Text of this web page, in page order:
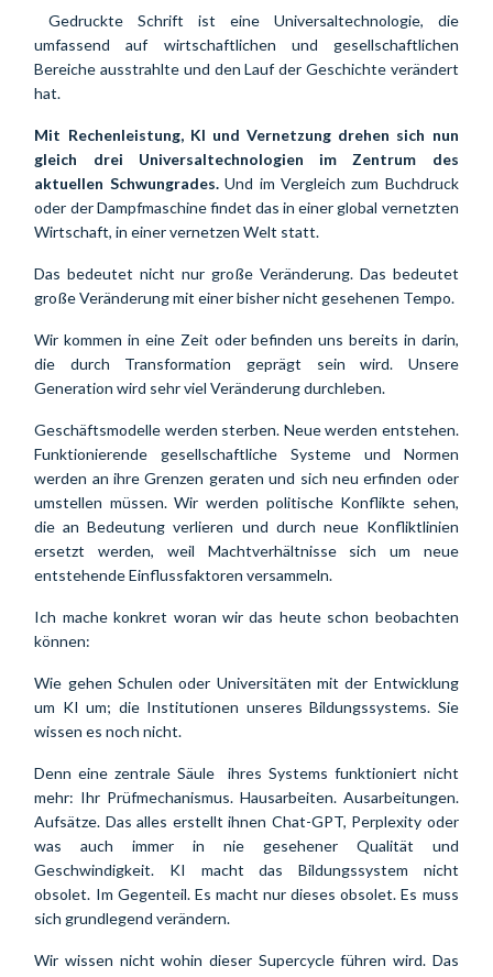
Gedruckte Schrift ist eine Universaltechnologie, die
umfassend auf wirtschaftlichen und gesellschaftlichen
Bereiche ausstrahlte und den Lauf der Geschichte verändert
hat.
Mit Rechenleistung, KI und Vernetzung drehen sich nun
gleich drei Universaltechnologien im Zentrum des
aktuellen Schwungrades. Und im Vergleich zum Buchdruck
oder der Dampfmaschine findet das in einer global vernetzten
Wirtschaft, in einer vernetzen Welt statt.
Das bedeutet nicht nur große Veränderung. Das bedeutet
große Veränderung mit einer bisher nicht gesehenen Tempo.
Wir kommen in eine Zeit oder befinden uns bereits in darin,
die durch Transformation geprägt sein wird. Unsere
Generation wird sehr viel Veränderung durchleben.
Geschäftsmodelle werden sterben. Neue werden entstehen.
Funktionierende gesellschaftliche Systeme und Normen
werden an ihre Grenzen geraten und sich neu erfinden oder
umstellen müssen. Wir werden politische Konflikte sehen,
die an Bedeutung verlieren und durch neue Konfliktlinien
ersetzt werden, weil Machtverhältnisse sich um neue
entstehende Einflussfaktoren versammeln.
Ich mache konkret woran wir das heute schon beobachten
können:
Wie gehen Schulen oder Universitäten mit der Entwicklung
um KI um; die Institutionen unseres Bildungssystems. Sie
wissen es noch nicht.
Denn eine zentrale Säule  ihres Systems funktioniert nicht
mehr: Ihr Prüfmechanismus. Hausarbeiten. Ausarbeitungen.
Aufsätze. Das alles erstellt ihnen Chat-GPT, Perplexity oder
was auch immer in nie gesehener Qualität und
Geschwindigkeit. KI macht das Bildungssystem nicht
obsolet. Im Gegenteil. Es macht nur dieses obsolet. Es muss
sich grundlegend verändern.
Wir wissen nicht wohin dieser Supercycle führen wird. Das